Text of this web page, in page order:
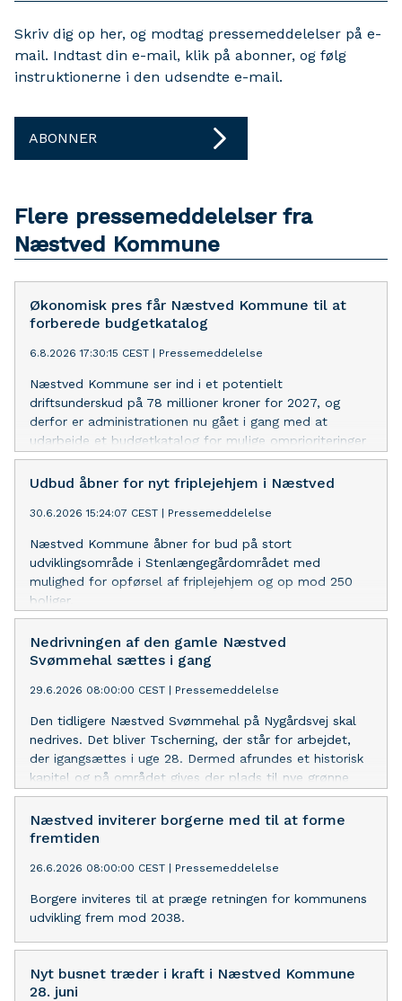
Skriv dig op her, og modtag pressemeddelelser på e-
mail. Indtast din e-mail, klik på abonner, og følg
instruktionerne i den udsendte e-mail.
ABONNER
Flere pressemeddelelser fra
Næstved Kommune
Økonomisk pres får Næstved Kommune til at
forberede budgetkatalog
6.8.2026 17:30:15 CEST Pressemeddelelse
Næstved Kommune ser ind i et potentielt
driftsunderskud på 78 millioner kroner for 2027, og
derfor er administrationen nu gået i gang med at
udarbejde et budgetkatalog for mulige omprioriteringer
i kommunens budget.
Udbud åbner for nyt friplejehjem i Næstved
30.6.2026 15:24:07 CEST Pressemeddelelse
Næstved Kommune åbner for bud på stort
udviklingsområde i Stenlængegårdområdet med
mulighed for opførsel af friplejehjem og op mod 250
boliger.
Nedrivningen af den gamle Næstved
Svømmehal sættes i gang
29.6.2026 08:00:00 CEST Pressemeddelelse
Den tidligere Næstved Svømmehal på Nygårdsvej skal
nedrives. Det bliver Tscherning, der står for arbejdet,
der igangsættes i uge 28. Dermed afrundes et historisk
kapitel og på området gives der plads til nye grønne
arealer.
Næstved inviterer borgerne med til at forme
fremtiden
26.6.2026 08:00:00 CEST Pressemeddelelse
Borgere inviteres til at præge retningen for kommunens
udvikling frem mod 2038.
Nyt busnet træder i kraft i Næstved Kommune
28. juni